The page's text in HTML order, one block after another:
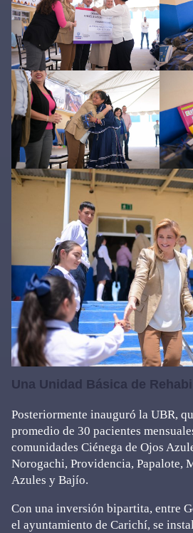
Una Unidad Básica de
Posteriormente inauguró la UBR,
promedio de 30 pacientes
comunidades Ciénega de Ojos
Norogachi, Providencia, Papalote,
Azules y Bajío.
Con una inversión bipartita, entre
el ayuntamiento de Carichí, se